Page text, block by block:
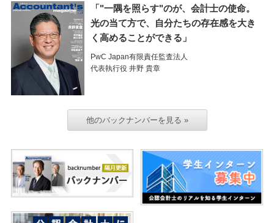
「"一隅を照らす"のが、会計士の使命。
光の当て方で、自分たちの存在感を大き
く高めることができる」
PwC Japan有限責任監査法人
代表執行役 井野 貴章
他のバックナンバーを見る »